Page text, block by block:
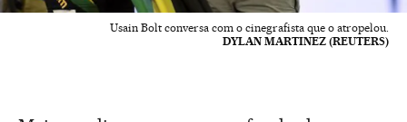
Usain Bolt conversa com o cinegrafista que o atropelou.
DYLAN MARTINEZ (REUTERS)